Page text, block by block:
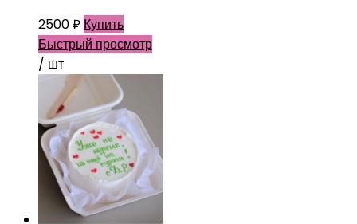
2500₽ Купить
Быстрый просмотр
/ шт